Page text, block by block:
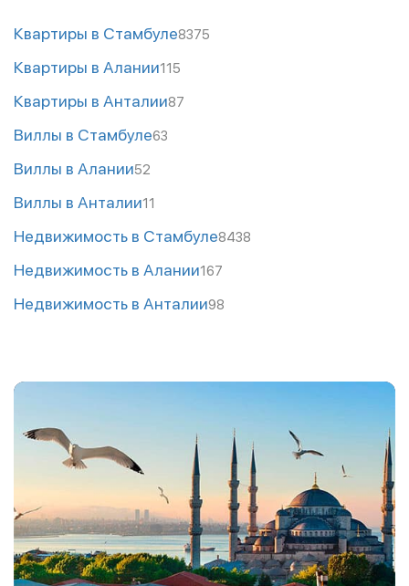
Квартиры в Стамбуле8375
Квартиры в Алании115
Квартиры в Анталии87
Виллы в Стамбуле63
Виллы в Алании52
Виллы в Анталии11
Недвижимость в Стамбуле8438
Недвижимость в Алании167
Недвижимость в Анталии98